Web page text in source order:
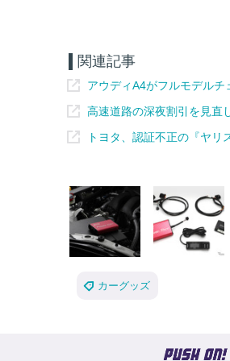
関連記事
アウディA4がフルモデル
高速道路の深夜割引を見
トヨタ、認証不正の『ヤリ
カーグッズ